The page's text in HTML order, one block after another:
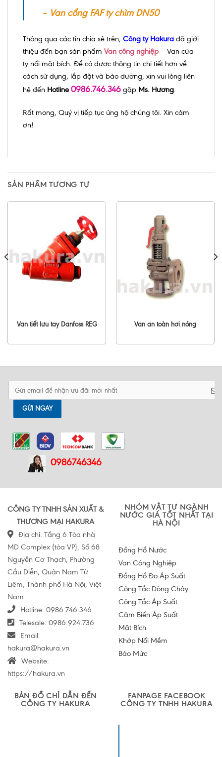
– Van cổngFAF ty chìm DN50
Thông qua các tin chia sẻ trên, Công ty Hakura đã giới
thiệu đến bạn sản phẩm Van công nghiệp – Van cửa
ty nối mặt bích. Để có được thông tin chi tiết hơn về
cách sử dụng, lắp đặt và bảo dưỡng, xin vui lòng liên
hệ đến Hotline 0986.746.346 gặp Ms. Hương.
Rất mong, Quý vị tiếp tục ủng hộ chúng tôi. Xin cảm
ơn!
SẢN PHẨM TƯƠNG TỰ
Van tiết lưu tay Danfoss REG Van an toàn hơi nóng
GỬI NGAY
0986746346
CÔNG TY TNHH SẢN XUẤT &
THƯƠNG MẠI HAKURA
Địa chỉ: Tầng 6 Tòa nhà
MD Complex (tòa VP), Số 68
Nguyễn Cơ Thạch, Phường
Cầu Diễn, Quận Nam Từ
Liêm, Thành phố Hà Nội, Việt
Nam
Hotline: 0986.746.346
Telesale: 0986.924.736
Email:
hakura@hakura.vn
Website:
https://hakura.vn
NHÓM VẬT TƯ NGÀNH
NƯỚC GIÁ TỐT NHẤT TẠI
HÀ NỘI
Đồng Hồ Nước
Van Công Nghiệp
Đồng Hồ Đo Áp Suất
Công Tắc Dòng Chảy
Công Tắc Áp Suất
Cảm Biến Áp Suất
Mặt Bích
Khớp Nối Mềm
Báo Mức
BẢN ĐỒ CHỈ DẪN ĐẾN
CÔNG TY HAKURA
FANPAGE FACEBOOK
CÔNG TY TNHH HAKURA